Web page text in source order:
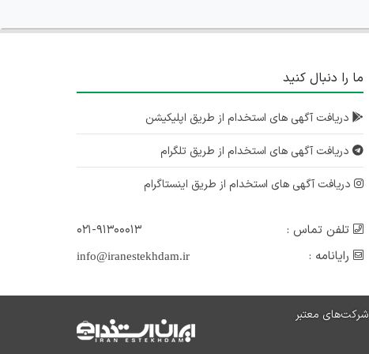
ما را دنبال کنید
دریافت آگهی های استخدام از طریق اپلیکیشن
دریافت آگهی های استخدام از طریق تلگرام
دریافت آگهی های استخدام از طریق اینستاگرام
تلفن تماس :
۰۲۱-۹۱۳۰۰۰۱۳
رایانامه :
info@iranestekhdam.ir
شرکت‌های معتبر